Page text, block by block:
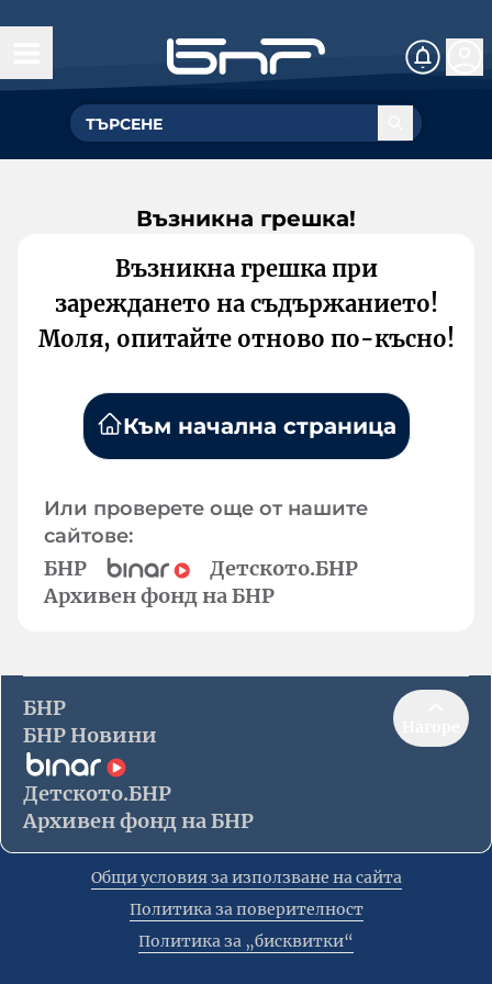
Възникна грешка!
Възникна грешка при
зареждането на съдържанието!
Моля, опитайте отново по-късно!
Към начална страница
Или проверете още от нашите
сайтове:
БНР
Детското.БНР
Архивен фонд на БНР
БНР
БНР Новини
Детското.БНР
Архивен фонд на БНР
Общи условия за използване на сайта
Политика за поверителност
Политика за „бисквитки“